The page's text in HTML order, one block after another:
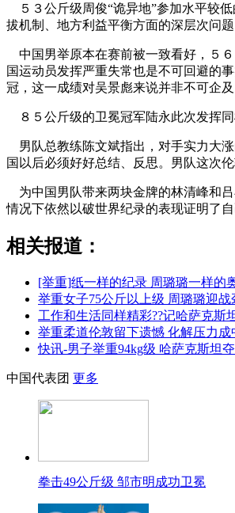
５３公斤级周俊“诡异地”参加水平较
拔机制、地方利益平衡方面的深层次问
中国男举原本在赛前被一致看好，５
国运动员发挥严重失常也是不可回避的
冠，这一成绩对吴景彪来说并非不可企
８５公斤级的卫冕冠军陆永此次发挥
男队总教练陈文斌指出，对手实力大
国以后必须好好总结、反思。男队这次
为中国男队带来两块金牌的林清峰和
情况下依然以破世界纪录的表现证明了
相关报道：
[举重]纸一样的纪录 周璐璐一样的
举重女子75公斤以上级 周璐璐迎战
工作和生活同样精彩??记哈萨克斯
举重柔道伦敦留下遗憾 化解压力成
快讯-男子举重94kg级 哈萨克斯坦
中国代表团 更多
拳击49公斤级 邹市明成功卫冕